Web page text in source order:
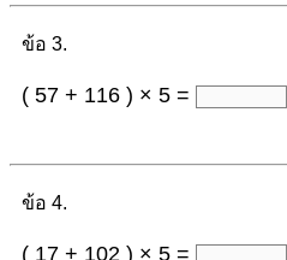
ข้อ 3.
( 57 + 116 ) × 5 =
ข้อ 4.
( 17 + 102 ) × 5 =